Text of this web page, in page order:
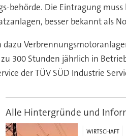
behörde. Die Eintragung
besser bekannt als
dazu
300 Stunden jährlich in
der TÜV SÜD Industrie
Alle Hintergründe und
WIRTSCHAFT